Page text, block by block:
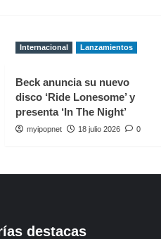
Internacional Lanzamientos
Beck anuncia su nuevo
disco ‘Ride Lonesome’ y
presenta ‘In The Night’
myipopnet 18 julio 2026 0
destacas